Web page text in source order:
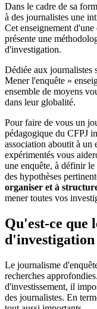
Dans le cadre de sa
à des journalistes une
Cet enseignement
présente une
d'investigation.
Dédiée aux journalistes
Mener l'enquête »
ensemble de moyens
dans leur globalité.
Pour faire de vous un
pédagogique du CFPJ
association aboutit à un
expérimentés vous
une enquête, à définir
des hypothèses
organiser et à
mener toutes vos
Qu'est-ce que
d'investigation
Le journalisme
recherches
d'investissement, il
des journalistes. En